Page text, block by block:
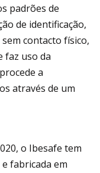
padrões de
de identificação,
contacto físico,
faz uso da
a
através de um
o Ibesafe tem
fabricada em